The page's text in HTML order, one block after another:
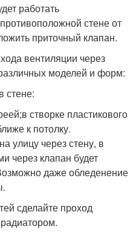
работать
стене от
приточный клапан.
вентиляции через
моделей и форм:
стене:
створке пластикового
к потолку.
улицу через стену, в
через клапан будет
даже обледенение
сделайте проход